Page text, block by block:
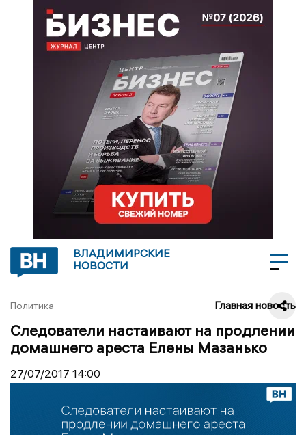
ВЛАДИМИРСКИЕ
НОВОСТИ
Политика Главная новость
Следователи настаивают на продлении
домашнего ареста Елены Мазанько
27/07/2017 14:00